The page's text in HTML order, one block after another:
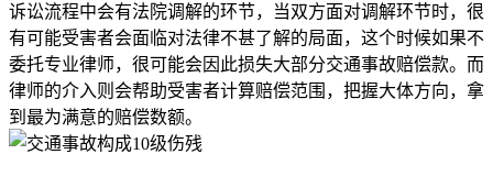
诉讼流程中会有法院调解的环节，当双方面对调解环节时，很
有可能受害者会面临对法律不甚了解的局面，这个时候如果不
委托专业律师，很可能会因此损失大部分交通事故赔偿款。而
律师的介入则会帮助受害者计算赔偿范围，把握大体方向，拿
到最为满意的赔偿数额。